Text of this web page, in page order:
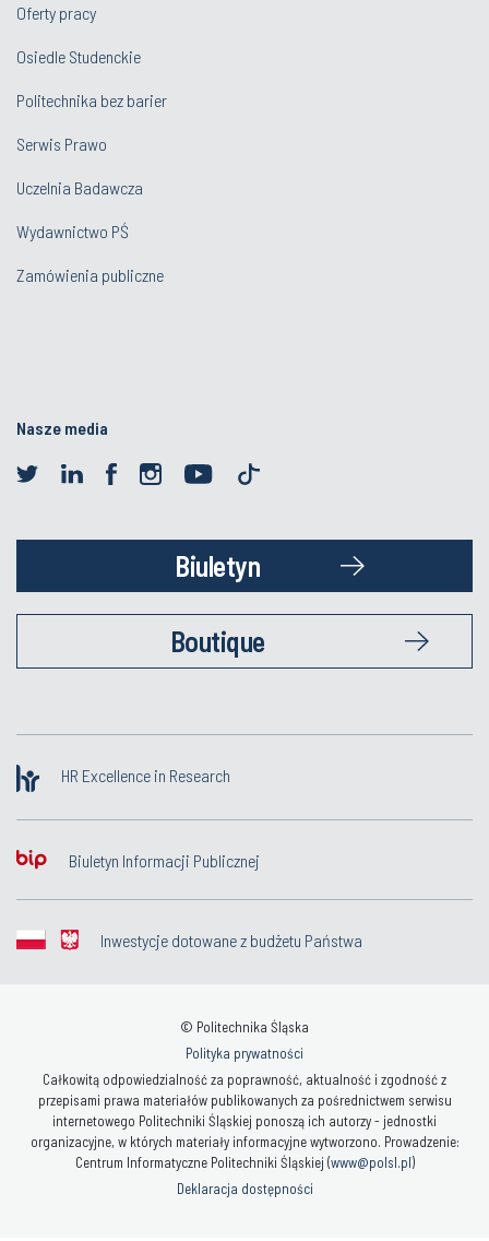
Oferty pracy
Osiedle Studenckie
Politechnika bez barier
Serwis Prawo
Uczelnia Badawcza
Wydawnictwo PŚ
Zamówienia publiczne
Nasze media
Biuletyn
Boutique
HR Excellence in Research
Biuletyn Informacji Publicznej
Inwestycje dotowane z budżetu Państwa
© Politechnika Śląska
Polityka prywatności
Całkowitą odpowiedzialność za poprawność, aktualność i zgodność z
przepisami prawa materiałów publikowanych za pośrednictwem serwisu
internetowego Politechniki Śląskiej ponoszą ich autorzy - jednostki
organizacyjne, w których materiały informacyjne wytworzono. Prowadzenie:
Centrum Informatyczne Politechniki Śląskiej (www@polsl.pl)
Deklaracja dostępności